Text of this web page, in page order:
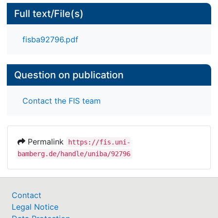
Full text/File(s)
fisba92796.pdf
Question on publication
Contact the FIS team
Permalink
https://fis.uni-
bamberg.de/handle/uniba/92796
Contact
Legal Notice